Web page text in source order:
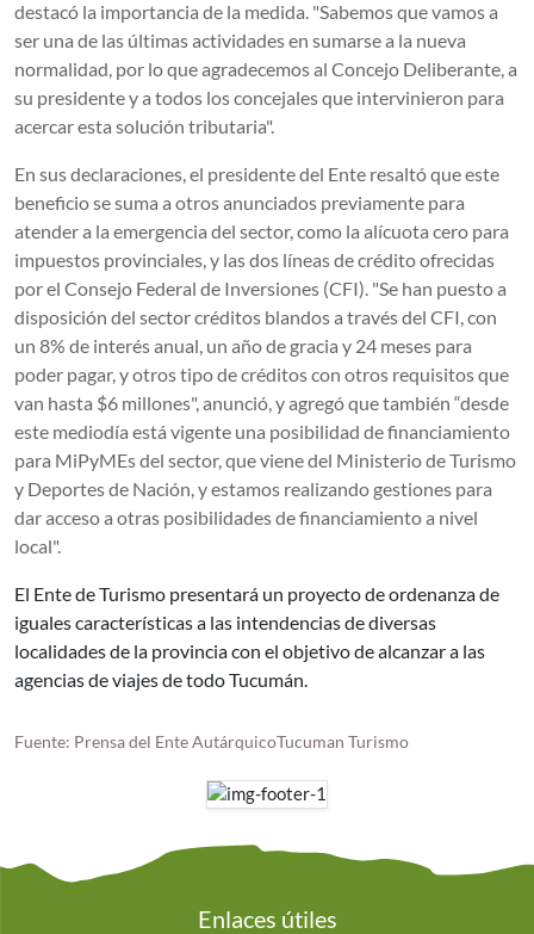
destacó la importancia de la medida. "Sabemos que vamos a
ser una de las últimas actividades en sumarse a la nueva
normalidad, por lo que agradecemos al Concejo Deliberante, a
su presidente y a todos los concejales que intervinieron para
acercar esta solución tributaria".
En sus declaraciones, el presidente del Ente resaltó que este
beneficio se suma a otros anunciados previamente para
atender a la emergencia del sector, como la alícuota cero para
impuestos provinciales, y las dos líneas de crédito ofrecidas
por el Consejo Federal de Inversiones (CFI). "Se han puesto a
disposición del sector créditos blandos a través del CFI, con
un 8% de interés anual, un año de gracia y 24 meses para
poder pagar, y otros tipo de créditos con otros requisitos que
van hasta $6 millones", anunció, y agregó que también “desde
este mediodía está vigente una posibilidad de financiamiento
para MiPyMEs del sector, que viene del Ministerio de Turismo
y Deportes de Nación, y estamos realizando gestiones para
dar acceso a otras posibilidades de financiamiento a nivel
local".
El Ente de Turismo presentará un proyecto de ordenanza de
iguales características a las intendencias de diversas
localidades de la provincia con el objetivo de alcanzar a las
agencias de viajes de todo Tucumán.
Fuente: Prensa del Ente AutárquicoTucuman Turismo
Enlaces útiles